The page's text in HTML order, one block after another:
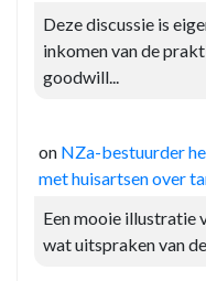
Deze discussie is
inkomen van de
goodwill...
on NZa-bestuurder
met huisartsen over
Een mooie illustratie
wat uitspraken van